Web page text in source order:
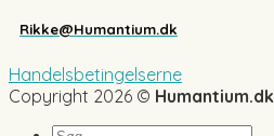
Rikke@Humantium.dk
Handelsbetingelserne
Copyright 2026 © Humantium.dk